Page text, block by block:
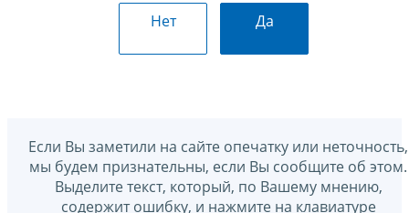
Нет Да
Если Вы заметили на сайте опечатку или неточность,
мы будем признательны, если Вы сообщите об этом.
Выделите текст, который, по Вашему мнению,
содержит ошибку, и нажмите на клавиатуре